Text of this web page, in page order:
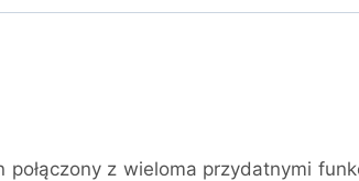
z wieloma przydatnymi